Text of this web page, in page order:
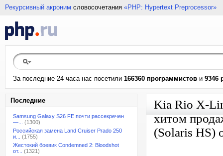
Рекурсивный акроним словосочетания «PHP: Hypertext Preprocessor»
За последние 24 часа нас посетили 166360 программистов и 9346
Последние
Samsung Galaxy S26 FE почти рассекречен
—...
(1300)
Российская замена Land Cruiser Prado 250
и...
(1755)
Жестокий боевик Condemned 2: Bloodshot
от...
(1321)
Kia Rio X-
хитом
(Solaris HS)